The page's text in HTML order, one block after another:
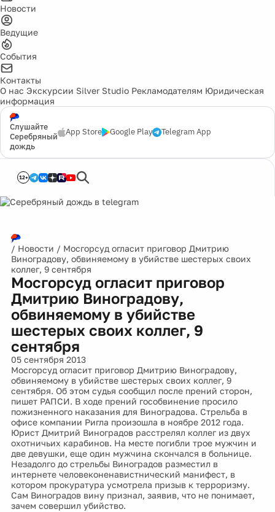
Новости
Ведущие
События
Контакты
О нас Экскурсии Silver Studio Рекламодателям Юридическая
информация
Слушайте
Серебряный
дождь
App Store Google Play Telegram App
12+
/ Новости / Мосгорсуд огласит приговор Дмитрию
Виноградову, обвиняемому в убийстве шестерых своих
коллег, 9 сентября
Мосгорсуд огласит приговор
Дмитрию Виноградову,
обвиняемому в убийстве
шестерых своих коллег, 9
сентября
05 сентября 2013
Мосгорсуд огласит приговор Дмитрию Виноградову,
обвиняемому в убийстве шестерых своих коллег, 9
сентября. Об этом судья сообщил после прений сторон,
пишет РАПСИ. В ходе прений гособвинение просило
пожизненного наказания для Виноградова. Стрельба в
офисе компании Ригла произошла в ноябре 2012 года.
Юрист Дмитрий Виноградов расстрелял коллег из двух
охотничьих карабинов. На месте погибли трое мужчин и
две девушки, еще один мужчина скончался в больнице.
Незадолго до стрельбы Виноградов разместил в
интернете человеконенавистнический манифест, в
котором прокуратура усмотрела призыв к терроризму.
Сам Виноградов вину признал, заявив, что не понимает,
зачем совершил убийство.